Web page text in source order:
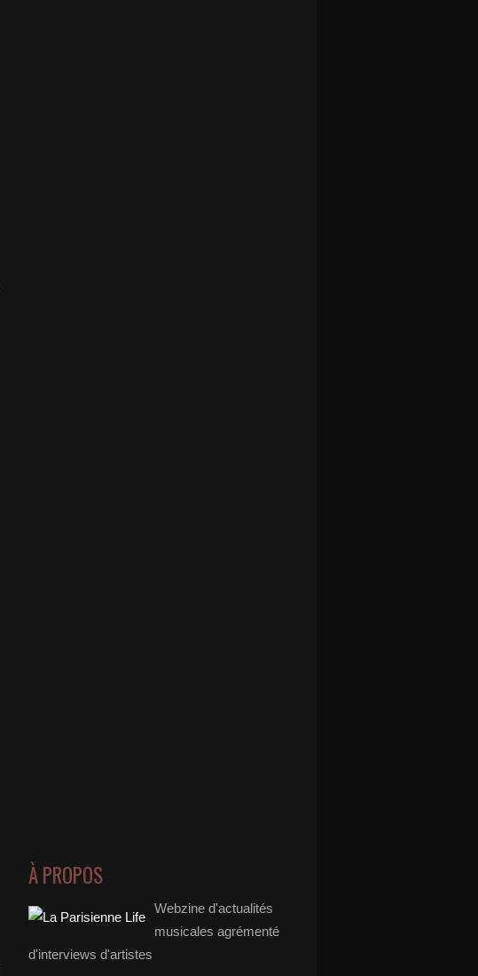
À PROPOS
Webzine d'actualités
musicales agrémenté
d'interviews d'artistes